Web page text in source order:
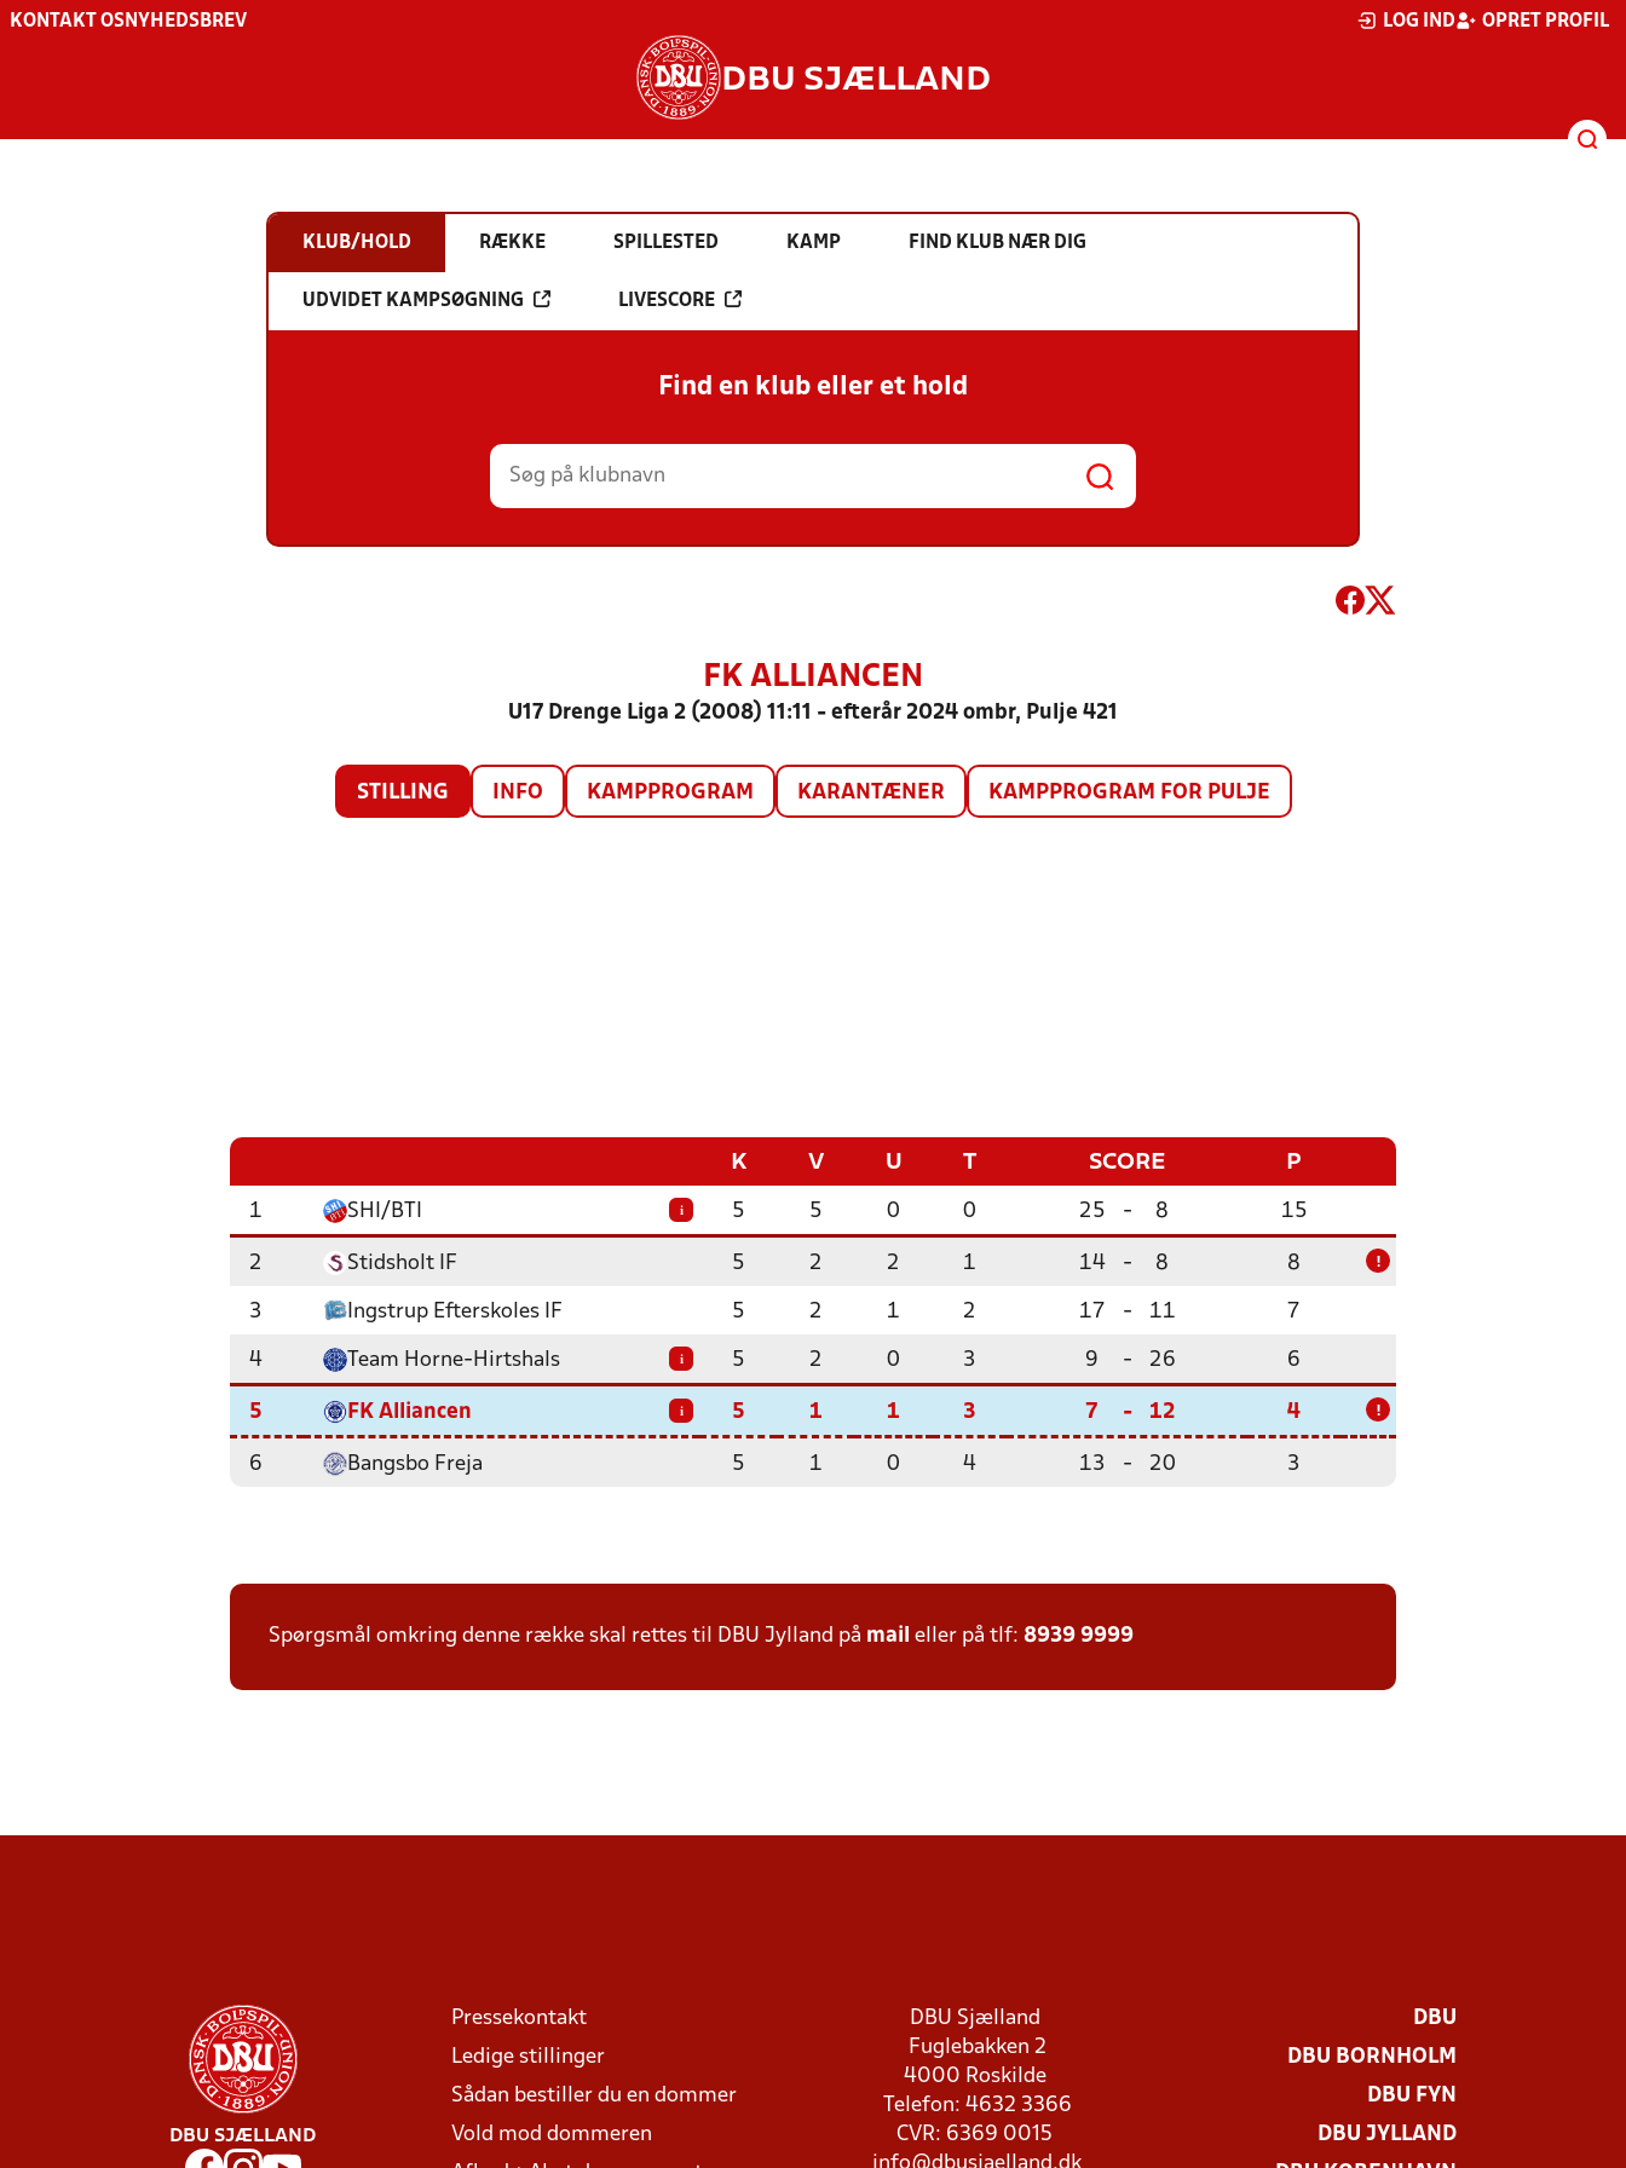
KONTAKT OS NYHEDSBREV LOG IND OPRET PROFIL
DBU SJÆLLAND
KLUB/HOLD RÆKKE SPILLESTED KAMP FIND KLUB NÆR DIG
UDVIDET KAMPSØGNING LIVESCORE
Find en klub eller et hold
FK ALLIANCEN
U17 Drenge Liga 2 (2008) 11:11 - efterår 2024 ombr, Pulje 421
STILLING INFO KAMPPROGRAM KARANTÆNER KAMPPROGRAM FOR PULJE
K V U T SCORE P
1 SHI/BTI i 5 5 0 0 25 - 8 15
2 Stidsholt IF 5 2 2 1 14 - 8 8 !
3 Ingstrup Efterskoles IF 5 2 1 2 17 - 11 7
4 Team Horne-Hirtshals i 5 2 0 3 9 - 26 6
5 FK Alliancen i 5 1 1 3 7 - 12 4 !
6 Bangsbo Freja 5 1 0 4 13 - 20 3
Spørgsmål omkring denne række skal rettes til DBU Jylland på mail eller på tlf: 8939 9999
DBU SJÆLLAND
Pressekontakt
Ledige stillinger
Sådan bestiller du en dommer
Vold mod dommeren
DBU Sjælland
Fuglebakken 2
4000 Roskilde
Telefon: 4632 3366
CVR: 6369 0015
info@dbusjaelland.dk
DBU
DBU BORNHOLM
DBU FYN
DBU JYLLAND